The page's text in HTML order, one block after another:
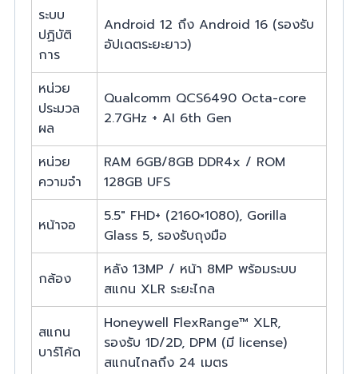
ระบบ
ปฏิบัติ
การ
Android 12 ถึง Android 16 (รองรับ
อัปเดตระยะยาว)
หน่วย
ประมวล
ผล
Qualcomm QCS6490 Octa-core
2.7GHz + AI 6th Gen
หน่วย
ความจำ
RAM 6GB/8GB DDR4x / ROM
128GB UFS
หน้าจอ
5.5″ FHD+ (2160×1080), Gorilla
Glass 5, รองรับถุงมือ
กล้อง
หลัง 13MP / หน้า 8MP พร้อมระบบ
สแกน XLR ระยะไกล
สแกน
บาร์โค้ด
Honeywell FlexRange™ XLR,
รองรับ 1D/2D, DPM (มี license)
สแกนไกลถึง 24 เมตร